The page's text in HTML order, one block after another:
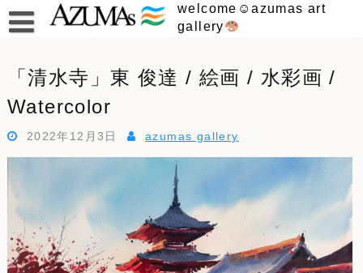
to
welcome☺︎azumas art
gallery
「清水寺」東 俊達 / 絵画 / 水彩画 /
Watercolor
2022年12月3日 azumas gallery